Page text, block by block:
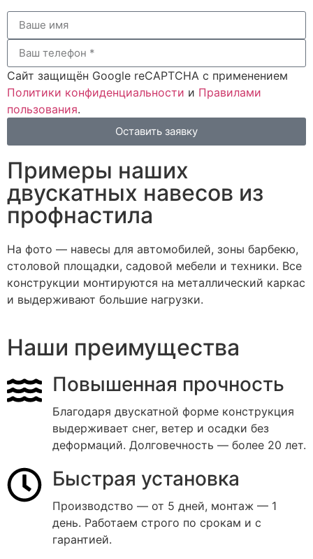
Сайт защищён Google reCAPTCHA с применением
Политики конфиденциальности и Правилами
пользования.
Оставить заявку
Примеры наших
двускатных навесов из
профнастила
На фото — навесы для автомобилей, зоны барбекю,
столовой площадки, садовой мебели и техники. Все
конструкции монтируются на металлический каркас
и выдерживают большие нагрузки.
Наши преимущества
Повышенная прочность
Благодаря двускатной форме конструкция
выдерживает снег, ветер и осадки без
деформаций. Долговечность — более 20 лет.
Быстрая установка
Производство — от 5 дней, монтаж — 1
день. Работаем строго по срокам и с
гарантией.